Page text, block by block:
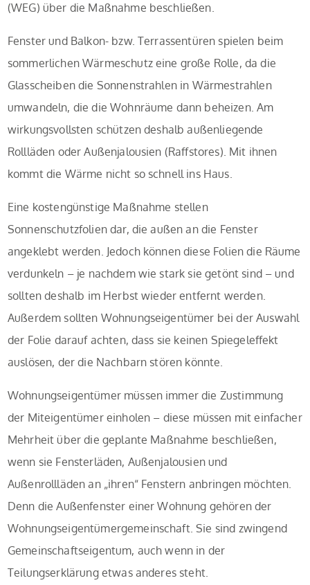
(WEG) über die Maßnahme beschließen.
Fenster und Balkon- bzw. Terrassentüren spielen beim
sommerlichen Wärmeschutz eine große Rolle, da die
Glasscheiben die Sonnenstrahlen in Wärmestrahlen
umwandeln, die die Wohnräume dann beheizen. Am
wirkungsvollsten schützen deshalb außenliegende
Rollläden oder Außenjalousien (Raffstores). Mit ihnen
kommt die Wärme nicht so schnell ins Haus.
Eine kostengünstige Maßnahme stellen
Sonnenschutzfolien dar, die außen an die Fenster
angeklebt werden. Jedoch können diese Folien die Räume
verdunkeln – je nachdem wie stark sie getönt sind – und
sollten deshalb im Herbst wieder entfernt werden.
Außerdem sollten Wohnungseigentümer bei der Auswahl
der Folie darauf achten, dass sie keinen Spiegeleffekt
auslösen, der die Nachbarn stören könnte.
Wohnungseigentümer müssen immer die Zustimmung
der Miteigentümer einholen – diese müssen mit einfacher
Mehrheit über die geplante Maßnahme beschließen,
wenn sie Fensterläden, Außenjalousien und
Außenrollläden an „ihren“ Fenstern anbringen möchten.
Denn die Außenfenster einer Wohnung gehören der
Wohnungseigentümergemeinschaft. Sie sind zwingend
Gemeinschaftseigentum, auch wenn in der
Teilungserklärung etwas anderes steht.